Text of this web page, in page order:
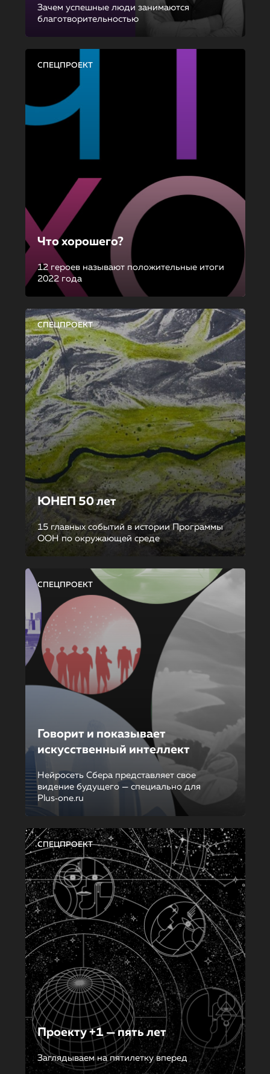
Зачем успешные люди занимаются
благотворительностью
СПЕЦПРОЕКТ
Что хорошего?
12 героев называют положительные итоги
2022 года
СПЕЦПРОЕКТ
ЮНЕП 50 лет
15 главных событий в истории Программы
ООН по окружающей среде
СПЕЦПРОЕКТ
Говорит и показывает
искусственный интеллект
Нейросеть Сбера представляет свое
видение будущего — специально для
Plus‑one.ru
СПЕЦПРОЕКТ
Проекту +1 — пять лет
Заглядываем на пятилетку вперед